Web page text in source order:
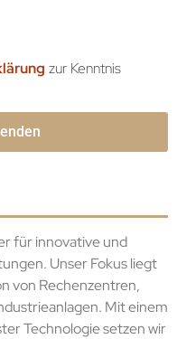
zur Kenntnis
für innovative und
Unser Fokus liegt
von Rechenzentren,
Mit einem
Technologie setzen wir